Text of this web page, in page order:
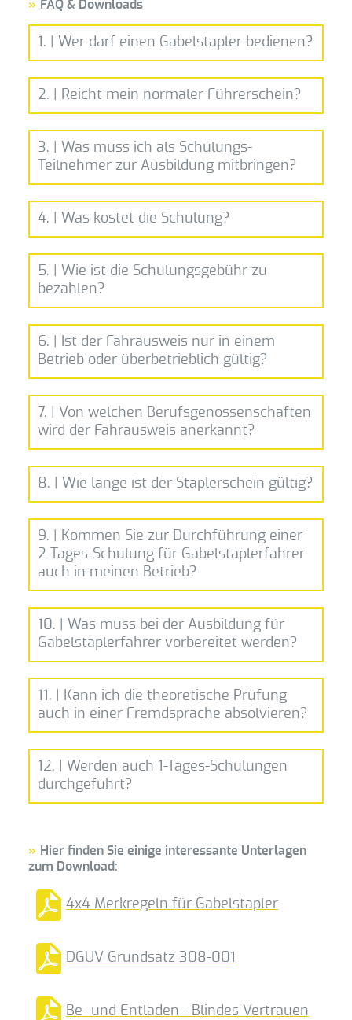
AUSBILDER
ONLINE HILFE
FAQ & DOWNLOADS
FAQ & Downloads
1. | Wer darf einen Gabelstapler bedienen?
mindestens 18 Jahre alt sind
für diese Tätigkeit geeignet und
ausgebildet sind
einen schriftlichen Fahrauftrag vorweisen
2. | Reicht mein normaler Führerschein?
DGUV Vorschrift
68 §7
3. | Was muss ich als Schulungs-
Teilnehmer zur Ausbildung mitbringen?
1 Passbild
Verpflegung (außer Getränke)
4. | Was kostet die Schulung?
Staplerschein
Unterweisung
5. | Wie ist die Schulungsgebühr zu
bezahlen?
Firmenkunden:
Privatkunden:
6. | Ist der Fahrausweis nur in einem
Betrieb oder überbetrieblich gültig?
überbetriebliche
7. | Von welchen Berufsgenossenschaften
wird der Fahrausweis anerkannt?
8. | Wie lange ist der Staplerschein gültig?
Unterweisung
9. | Kommen Sie zur Durchführung einer
2-Tages-Schulung für Gabelstaplerfahrer
auch in meinen Betrieb?
10. | Was muss bei der Ausbildung für
Gabelstaplerfahrer vorbereitet werden?
Melle-
Wellingholzhausen
11. | Kann ich die theoretische Prüfung
auch in einer Fremdsprache absolvieren?
12. | Werden auch 1-Tages-Schulungen
durchgeführt?
DGUV Grundsatz 308-001
Hier finden Sie einige interessante Unterlagen
zum Download:
4x4 Merkregeln für Gabelstapler
DGUV Grundsatz 308-001
Be- und Entladen - Blindes Vertrauen